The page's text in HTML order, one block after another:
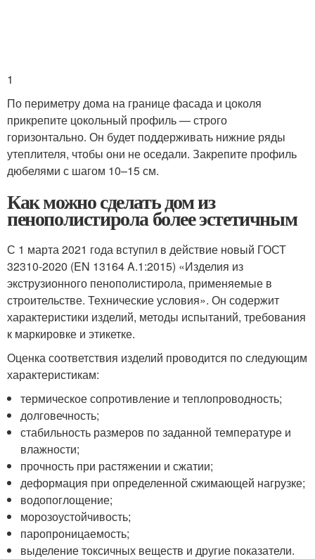
1
По периметру дома на границе фасада и цоколя
прикрепите цокольный профиль — строго
горизонтально. Он будет поддерживать нижние ряды
утеплителя, чтобы они не оседали. Закрепите профиль
дюбелями с шагом 10–15 см.
Как можно сделать дом из
пенополистирола более эстетичным
С 1 марта 2021 года вступил в действие новый ГОСТ
32310-2020 (EN 13164 A.1:2015) «Изделия из
экструзионного пенополистирола, применяемые в
строительстве. Технические условия». Он содержит
характеристики изделий, методы испытаний, требования
к маркировке и этикетке.
Оценка соответствия изделий проводится по следующим
характеристикам:
термическое сопротивление и теплопроводность;
долговечность;
стабильность размеров по заданной температуре и
влажности;
прочность при растяжении и сжатии;
деформация при определенной сжимающей нагрузке;
водопоглощение;
морозоустойчивость;
паропроницаемость;
выделение токсичных веществ и другие показатели.